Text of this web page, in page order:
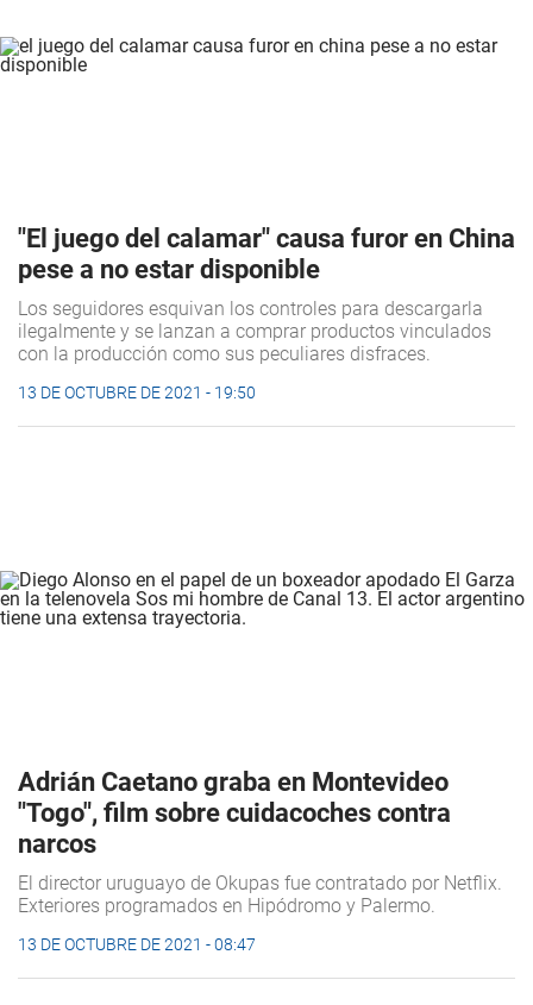
"El juego del calamar" causa furor en China
pese a no estar disponible
Los seguidores esquivan los controles para descargarla
ilegalmente y se lanzan a comprar productos vinculados
con la producción como sus peculiares disfraces.
13 DE OCTUBRE DE 2021 - 19:50
Adrián Caetano graba en Montevideo
"Togo", film sobre cuidacoches contra
narcos
El director uruguayo de Okupas fue contratado por Netflix.
Exteriores programados en Hipódromo y Palermo.
13 DE OCTUBRE DE 2021 - 08:47